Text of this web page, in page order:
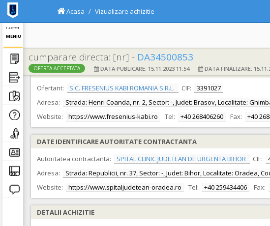
E - LICITATIE
MENIU
Acasa Vizualizare achizitie
cumparare directa: [nr] - DA34500853
OFERTA ACCEPTATA DATA PUBLICARE: 15.11.2023 11:54 DATA FINALIZARE:
DATE IDENTIFICARE OFERTANT
Ofertant:
S.C. FRESENIUS KABI ROMANIA S.R.L. CIF:
3391027
Adresa:
Strada: Henri Coanda, nr. 2, Sector: -, Judet: Brasov, Localitate:
Website:
https://www.fresenius-kabi.ro Tel: +40 268406260 Fax: +40
DATE IDENTIFICARE AUTORITATE CONTRACTANTA
Autoritatea contractanta:
SPITAL CLINIC JUDETEAN DE URGENTA BIHOR CIF:
Adresa:
Strada: Republicii, nr. 37, Sector: -, Judet: Bihor, Localitate: Oradea,
Website:
https://www.spitaljudetean-oradea.ro Tel: +40 259434406 Fax:
DETALII ACHIZITIE